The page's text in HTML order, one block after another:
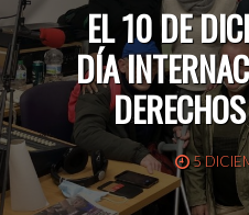
EL 10 DE
DÍA
5